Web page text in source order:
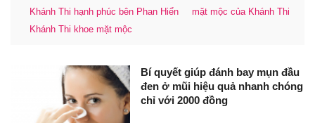
Khánh Thi hạnh phúc bên Phan Hiển
mặt mộc của Khánh Thi
Khánh Thi khoe mặt mộc
Bí quyết giúp đánh bay mụn đầu
đen ở mũi hiệu quả nhanh chóng
chỉ với 2000 đồng